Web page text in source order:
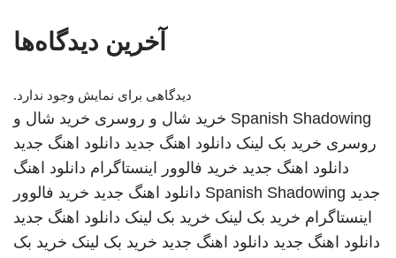
آخرین دیدگاه‌ها
دیدگاهی برای نمایش وجود ندارد.
Spanish Shadowing خرید شال و روسری خرید شال و
روسری خرید بک لینک دانلود اهنگ جدید دانلود اهنگ جدید
دانلود اهنگ جدید خرید فالوور اینستاگرام دانلود اهنگ
جدید Spanish Shadowing دانلود اهنگ جدید خرید فالوور
اینستاگرام خرید بک لینک خرید بک لینک دانلود اهنگ جدید
دانلود اهنگ جدید دانلود اهنگ جدید خرید بک لینک خرید بک